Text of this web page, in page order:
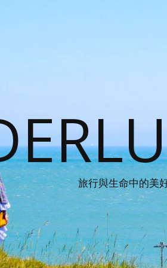
旅行與生命中的美